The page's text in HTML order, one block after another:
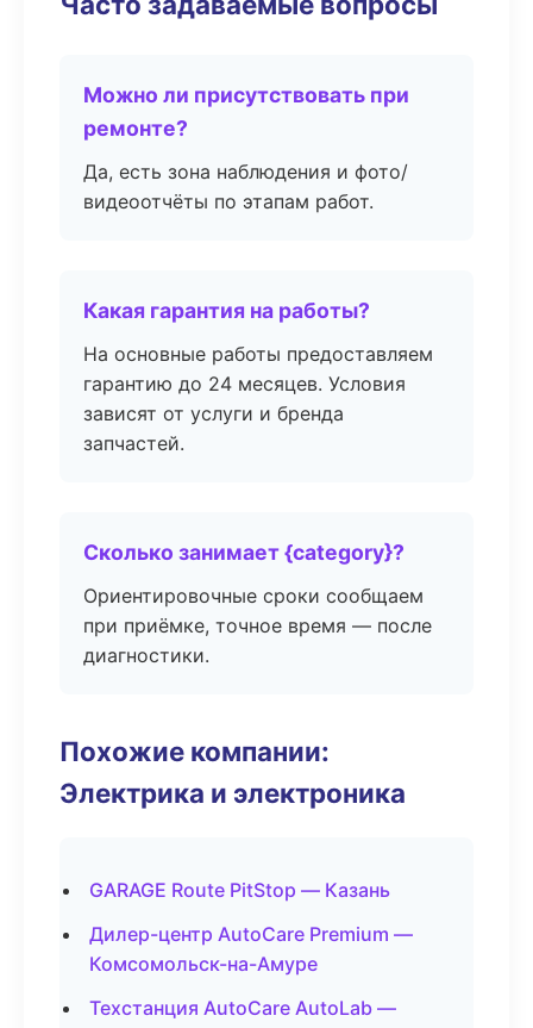
Можно ли присутствовать при
ремонте?
Да, есть зона наблюдения и фото/
видеоотчёты по этапам работ.
Какая гарантия на работы?
На основные работы предоставляем
гарантию до 24 месяцев. Условия
зависят от услуги и бренда
запчастей.
Сколько занимает {category}?
Ориентировочные сроки сообщаем
при приёмке, точное время — после
диагностики.
Похожие компании:
Электрика и электроника
GARAGE Route PitStop — Казань
Дилер-центр AutoCare Premium —
Комсомольск-на-Амуре
Техстанция AutoCare AutoLab —